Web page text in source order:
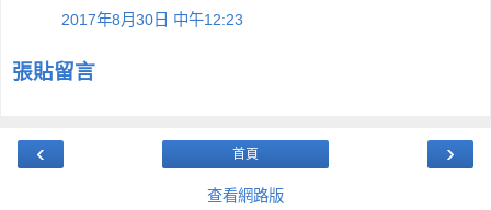
2017年8月30日 中午12:23
張貼留言
‹ ›
首頁
查看網路版